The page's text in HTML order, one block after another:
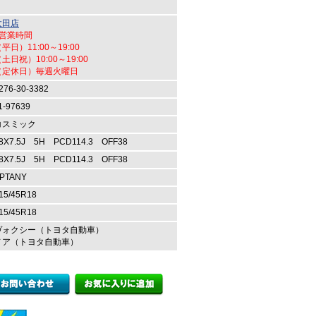
田店
業時間
平日）11:00～19:00
土日祝）10:00～19:00
定休日）毎週火曜日
30-3382
97639
スミック
5H PCD114.3 OFF38
5H PCD114.3 OFF38
45R18
45R18
ォクシー（トヨタ自動車）
ア（トヨタ自動車）